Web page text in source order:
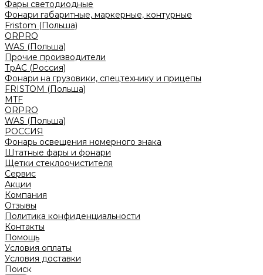
Фары светодиодные
Фонари габаритные, маркерные, контурные
Fristom (Польша)
ORPRO
WAS (Польша)
Прочие производители
ТрАС (Россия)
Фонари на грузовики, спецтехнику и прицепы
FRISTOM (Польша)
MTF
ORPRO
WAS (Польша)
РОССИЯ
Фонарь освещения номерного знака
Штатные фары и фонари
Щетки стеклоочистителя
Сервис
Акции
Компания
Отзывы
Политика конфиденциальности
Контакты
Помощь
Условия оплаты
Условия доставки
Поиск